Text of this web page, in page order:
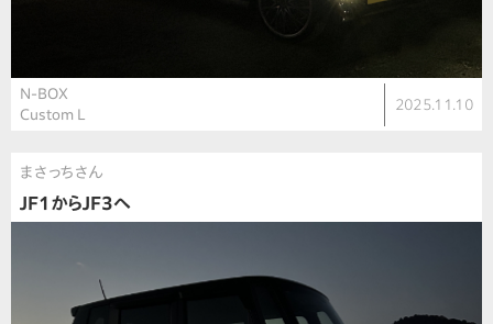
N-BOX
Custom L
2025.11.10
まさっちさん
JF1からJF3へ